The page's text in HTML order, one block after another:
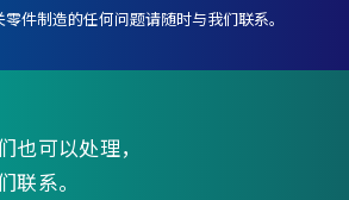
件制造的任何问题请随时与我们联系。
也可以处理，
联系。